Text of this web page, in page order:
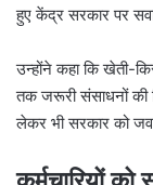
हुए केंद्र सरकार पर
उन्होंने कहा कि खेती-
तक जरूरी संसाधनों की
लेकर भी सरकार को